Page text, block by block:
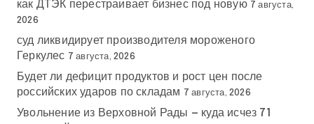
как ДТЭК перестраивает бизнес под новую 7 августа,
2026
суд ликвидирует производителя мороженого
Геркулес 7 августа, 2026
Будет ли дефицит продуктов и рост цен после
российских ударов по складам 7 августа, 2026
Увольнение из Верховной Рады — куда исчез 71